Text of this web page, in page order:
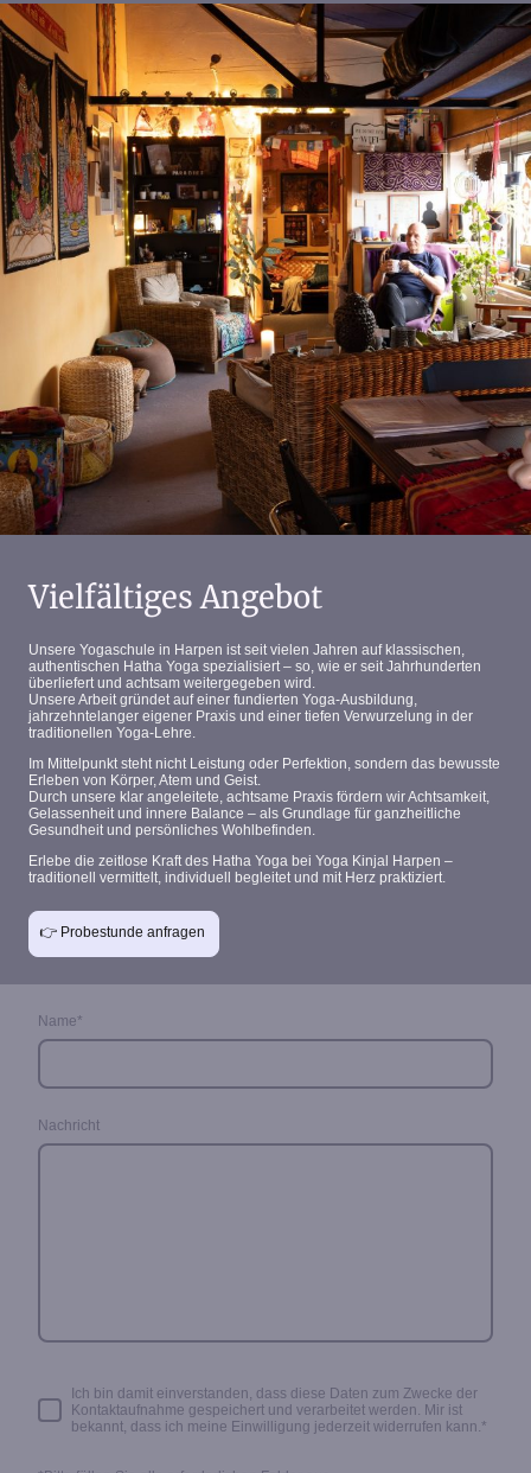
Vielfältiges Angebot
Unsere Yogaschule in Harpen ist seit vielen Jahren auf klassischen,
authentischen Hatha Yoga spezialisiert – so, wie er seit Jahrhunderten
überliefert und achtsam weitergegeben wird.
Unsere Arbeit gründet auf einer fundierten Yoga‑Ausbildung,
jahrzehntelanger eigener Praxis und einer tiefen Verwurzelung in der
traditionellen Yoga‑Lehre.
Im Mittelpunkt steht nicht Leistung oder Perfektion, sondern das bewusste
Erleben von Körper, Atem und Geist.
Durch unsere klar angeleitete, achtsame Praxis fördern wirAchtsamkeit,
Gelassenheit und innere Balance – als Grundlage für ganzheitliche
Gesundheit und persönliches Wohlbefinden.
Erlebe die zeitlose Kraft des Hatha Yoga bei Yoga Kinjal Harpen –
traditionell vermittelt, individuell begleitet und mit Herz praktiziert.
👉 Probestunde anfragen
Name*
Nachricht
Ich bin damit einverstanden, dass diese Daten zum Zwecke der
Kontaktaufnahme gespeichert und verarbeitet werden. Mir ist
bekannt, dass ich meine Einwilligung jederzeit widerrufen kann.*